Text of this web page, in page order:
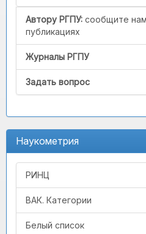
Автору РГПУ: сообщите
публикациях
Журналы РГПУ
Задать вопрос
Наукометрия
РИНЦ
ВАК. Категории
Белый список